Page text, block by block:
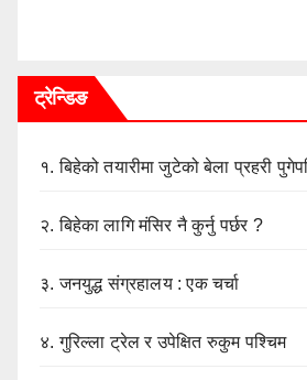
ट्रेन्डिङ
१.बिहेको तयारीमा जुटेको बेला प्रहरी
२.बिहेका लागि मंसिर नै कुर्नु पर्छर ?
३.जनयुद्ध संग्रहालय : एक चर्चा
४.गुरिल्ला ट्रेल र उपेक्षित रुकुम पश्चिम